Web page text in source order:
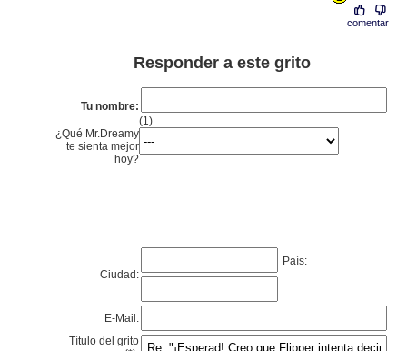
comentar
Responder a este grito
Tu nombre:
(1)
¿Qué Mr.Dreamy
te sienta mejor
hoy?
Ciudad:
País:
E-Mail:
Título del grito